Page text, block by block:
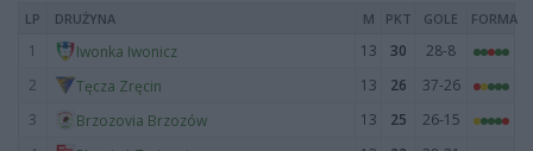
LP DRUŻYNA M PKT GOLE FORMA
1 Iwonka Iwonicz 13 30
28-8
2
Tęcza Zręcin 13 26
37-26
3
Brzozovia Brzozów 13 25
26-15